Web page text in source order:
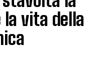
vita della